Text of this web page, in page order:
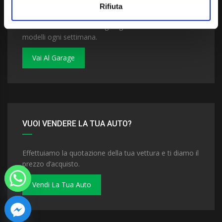
Rifiuta
Dai un'occhiata al nostro garage. Troverai nuovi
modelli ogni settimana.
Vai Al Garage
VUOI VENDERE LA TUA AUTO?
Effettuiamo la quotazione della tua vettura e ti diamo il
prezzo d’acquisto.
Vendi La Tua Auto